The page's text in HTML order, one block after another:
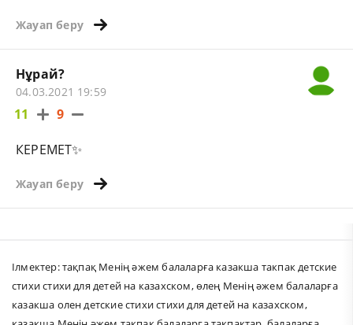
Жауап беру
Нұрай?
04.03.2021 19:59
11 9
КЕРЕМЕТ✨
Жауап беру
Ілмектер:тақпақ Менің әжем балаларға казакша такпак детские
стихи стихи для детей на казахском,өлең Менің әжем балаларға
казакша олен детские стихи стихи для детей на казахском,